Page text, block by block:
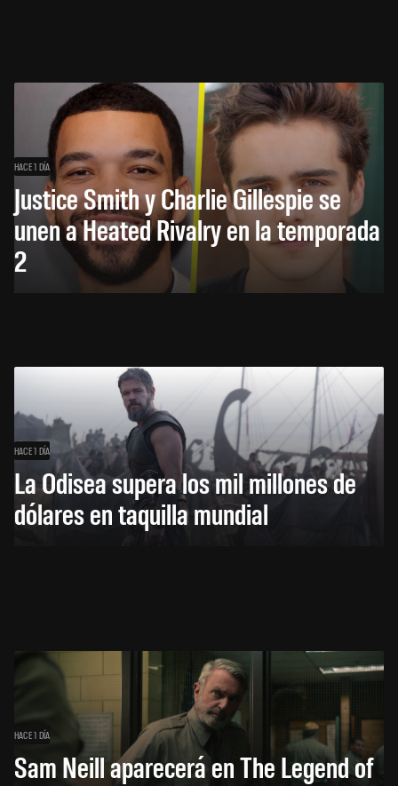
HACE 1 DÍA
Justice Smith y Charlie Gillespie se
unen a Heated Rivalry en la temporada
2
HACE 1 DÍA
La Odisea supera los mil millones de
dólares en taquilla mundial
HACE 1 DÍA
Sam Neill aparecerá en The Legend of